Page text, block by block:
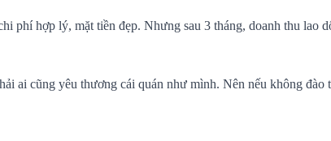
hợp lý, mặt tiền đẹp. Nhưng sau 3 tháng, doanh thu lao
ai cũng yêu thương cái quán như mình. Nên nếu không